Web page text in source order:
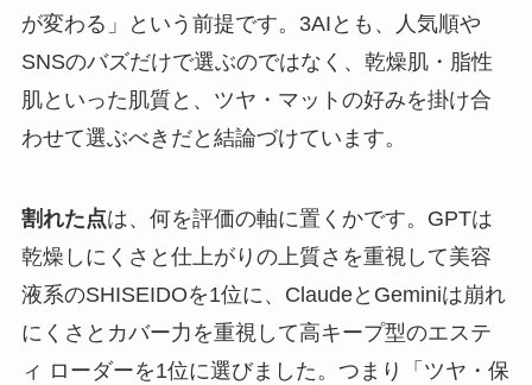
が変わる」という前提です。3AIとも、人気順や
SNSのバズだけで選ぶのではなく、乾燥肌・脂性
肌といった肌質と、ツヤ・マットの好みを掛け合
わせて選ぶべきだと結論づけています。
割れた点は、何を評価の軸に置くかです。GPTは
乾燥しにくさと仕上がりの上質さを重視して美容
液系のSHISEIDOを1位に、ClaudeとGeminiは崩れ
にくさとカバー力を重視して高キープ型のエステ
ィ ローダーを1位に選びました。つまり「ツヤ・保